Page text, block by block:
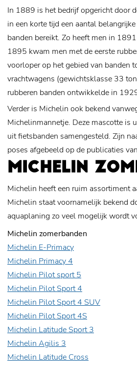
In 1889 is het bedrijf opgericht door
in een korte tijd een aantal
banden bereikt. Zo heeft men in
1895 kwam men met de eerste
voorloper op het gebied van banden
vrachtwagens (gewichtsklasse 33
rubberen banden ontwikkelde in
Verder is Michelin ook bekend
Michelinmannetje. Deze mascotte is
uit fietsbanden samengesteld. Zijn
poses afgebeeld op de publicaties
MICHELIN
Michelin heeft een ruim assortiment
Michelin staat voornamelijk bekend
aquaplaning zo veel mogelijk wordt
Michelin zomerbanden
Michelin E-Primacy
Michelin Primacy 4
Michelin Pilot sport 5
Michelin Pilot Sport 4
Michelin Pilot Sport 4 SUV
Michelin Pilot Sport 4S
Michelin Latitude Sport 3
Michelin Agilis 3
Michelin Latitude Cross